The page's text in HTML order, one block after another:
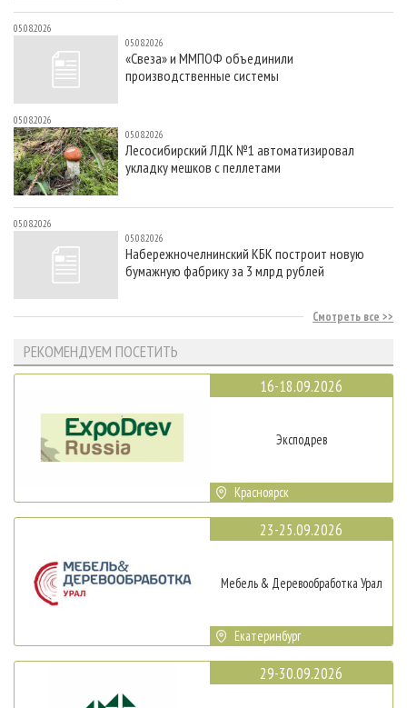
05.08.2026
05.08.2026
«Свеза» и ММПОФ объединили
производственные системы
05.08.2026
05.08.2026
Лесосибирский ЛДК №1 автоматизировал
укладку мешков с пеллетами
05.08.2026
05.08.2026
Набережночелнинский КБК построит новую
бумажную фабрику за 3 млрд рублей
Смотреть все
РЕКОМЕНДУЕМ ПОСЕТИТЬ
16-18.09.2026
Эксподрев
Красноярск
23-25.09.2026
Мебель & Деревообработка Урал
Екатеринбург
29-30.09.2026